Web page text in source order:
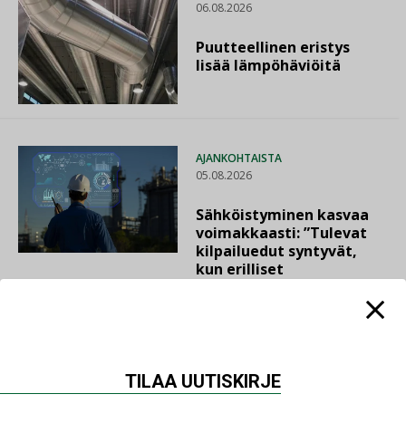
06.08.2026
Puutteellinen eristys
lisää lämpöhäviöitä
AJANKOHTAISTA
05.08.2026
Sähköistyminen kasvaa
voimakkaasti: ”Tulevat
kilpailuedut syntyvät,
kun erilliset
04.08.2026
TILAA UUTISKIRJE